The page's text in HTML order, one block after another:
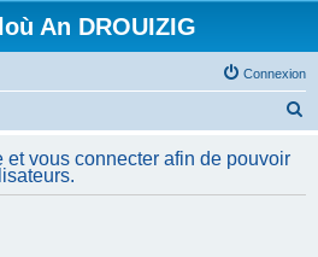
An DROUIZIG
Connexion
h
et vous connecter afin de pouvoir